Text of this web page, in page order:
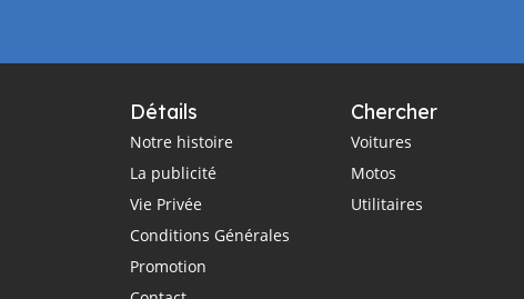
Détails
Notre histoire
La publicité
Vie Privée
Conditions Générales
Promotion
Chercher
Voitures
Motos
Utilitaires